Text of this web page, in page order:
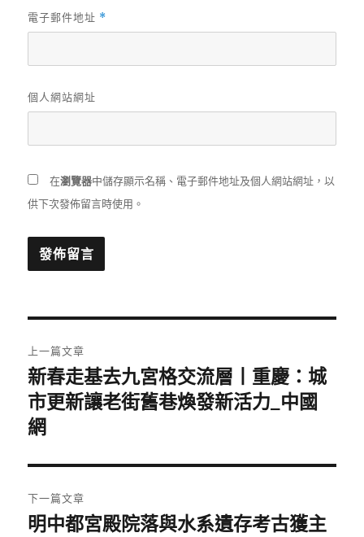
電子郵件地址 *
個人網站網址
在瀏覽器中儲存顯示名稱、電子郵件地址及個人網站網址，以
供下次發佈留言時使用。
章
導
覽
上一篇文章
上
一
篇
章:
新春走基去九宮格交流層丨重慶：城
市更新讓老街舊巷煥發新活力_中國
網
下一篇文章
下
明中都宮殿院落與水系遺存考古獲主